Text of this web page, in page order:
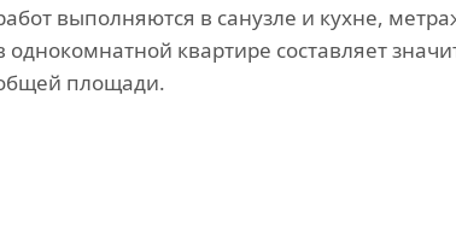
выполняются в санузле и кухне,
однокомнатной квартире составляет
площади.